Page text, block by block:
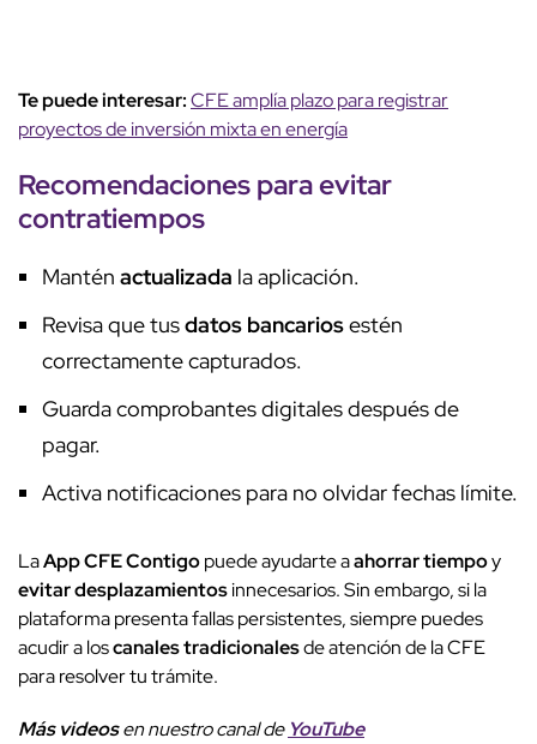
Te puede interesar:CFE amplía plazo para registrar
proyectos de inversión mixta en energía
Recomendacionesparaevitar
contratiempos
Mantén actualizada la aplicación.
Revisa que tusdatos bancariosestén
correctamente capturados.
Guarda comprobantes digitales después de
pagar.
Activa notificaciones para no olvidar fechas límite.
LaApp CFE Contigopuede ayudarte aahorrar tiempoy
evitar desplazamientosinnecesarios. Sin embargo, si la
plataforma presenta fallas persistentes, siempre puedes
acudir a loscanales tradicionalesde atención de la CFE
para resolver tu trámite.
Más videosen nuestro canal de YouTube